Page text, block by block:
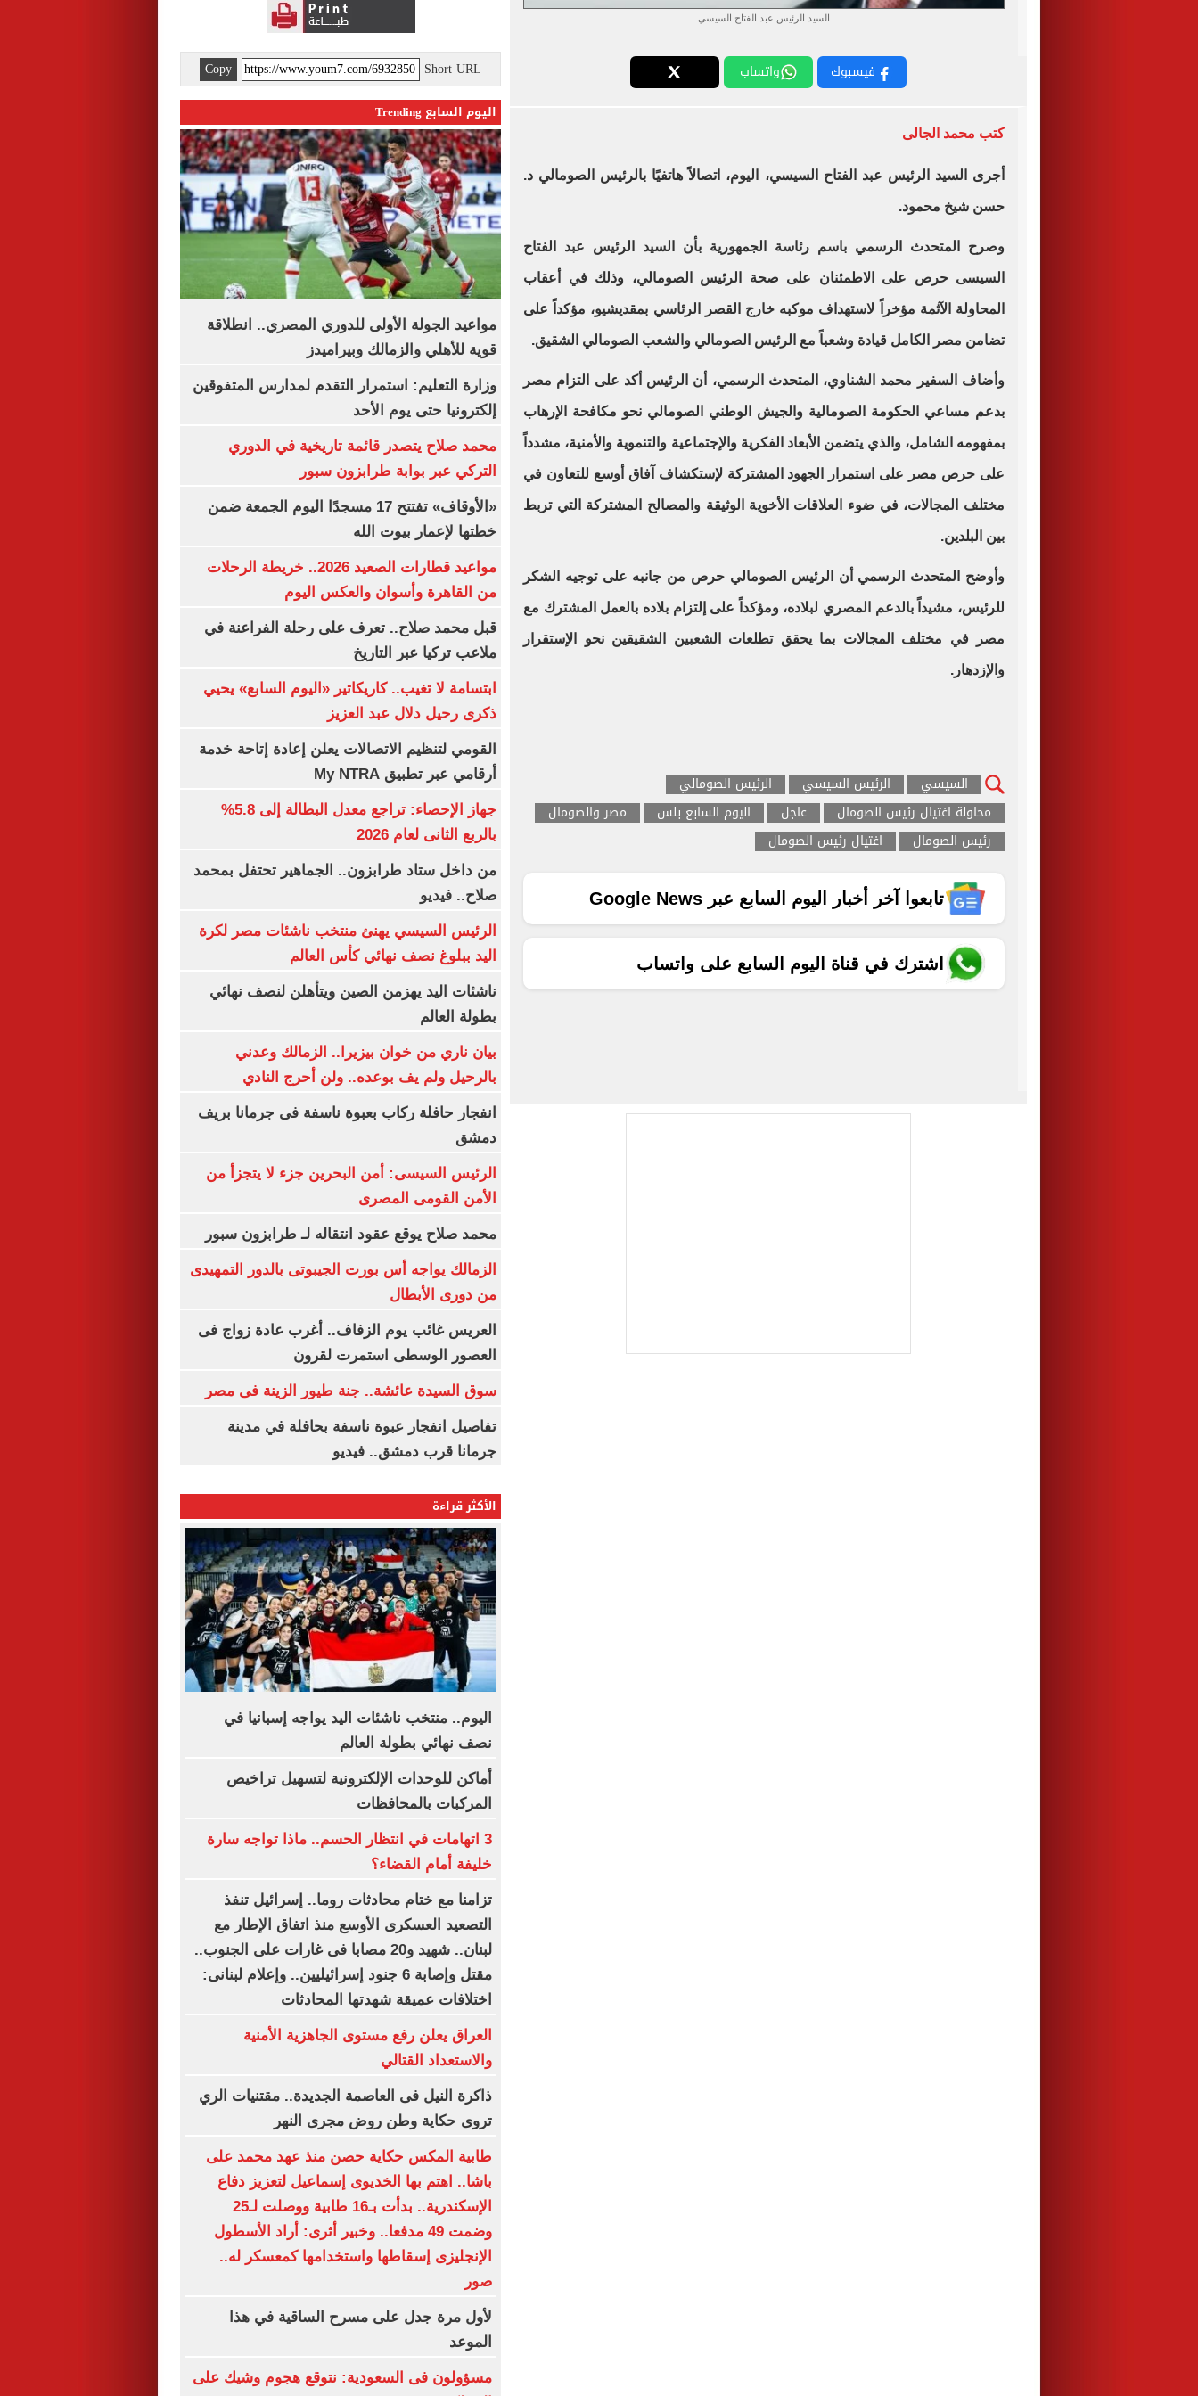
السيد الرئيس عبد الفتاح السيسي
فيسبوك واتساب
كتب محمد الجالى
أجرى السيد الرئيس عبد الفتاح السيسي، اليوم، اتصالاً هاتفيًا بالرئيس الصومالي د.
حسن شيخ محمود.
وصرح المتحدث الرسمي باسم رئاسة الجمهورية بأن السيد الرئيس عبد الفتاح
السيسى حرص على الاطمئنان على صحة الرئيس الصومالي، وذلك في أعقاب
المحاولة الآثمة مؤخراً لاستهداف موكبه خارج القصر الرئاسي بمقديشيو، مؤكداً على
تضامن مصر الكامل قيادة وشعباً مع الرئيس الصومالي والشعب الصومالي الشقيق.
وأضاف السفير محمد الشناوي، المتحدث الرسمي، أن الرئيس أكد على التزام مصر
بدعم مساعي الحكومة الصومالية والجيش الوطني الصومالي نحو مكافحة الإرهاب
بمفهومه الشامل، والذي يتضمن الأبعاد الفكرية والإجتماعية والتنموية والأمنية، مشدداً
على حرص مصر على استمرار الجهود المشتركة لإستكشاف آفاق أوسع للتعاون في
مختلف المجالات، في ضوء العلاقات الأخوية الوثيقة والمصالح المشتركة التي تربط
بين البلدين.
وأوضح المتحدث الرسمي أن الرئيس الصومالي حرص من جانبه على توجيه الشكر
للرئيس، مشيداً بالدعم المصري لبلاده، ومؤكداً على إلتزام بلاده بالعمل المشترك مع
مصر في مختلف المجالات بما يحقق تطلعات الشعبين الشقيقين نحو الإستقرار
والإزدهار.
السيسي الرئيس السيسي
الرئيس الصومالي
محاولة اغتيال رئيس الصومال
عاجل اليوم السابع بلس
مصر والصومال
رئيس الصومال
اغتيال رئيس الصومال
تابعوا آخر أخبار اليوم السابع عبر Google News
اشترك في قناة اليوم السابع على واتساب
Short URL
Copy
اليوم السابع Trending
مواعيد الجولة الأولى للدوري المصري.. انطلاقة
قوية للأهلي والزمالك وبيراميدز
وزارة التعليم: استمرار التقدم لمدارس المتفوقين
إلكترونيا حتى يوم الأحد
محمد صلاح يتصدر قائمة تاريخية في الدوري
التركي عبر بوابة طرابزون سبور
«الأوقاف» تفتتح 17 مسجدًا اليوم الجمعة ضمن
خطتها لإعمار بيوت الله
مواعيد قطارات الصعيد 2026.. خريطة الرحلات
من القاهرة وأسوان والعكس اليوم
قبل محمد صلاح.. تعرف على رحلة الفراعنة في
ملاعب تركيا عبر التاريخ
ابتسامة لا تغيب.. كاريكاتير «اليوم السابع» يحيي
ذكرى رحيل دلال عبد العزيز
القومي لتنظيم الاتصالات يعلن إعادة إتاحة خدمة
أرقامي عبر تطبيق My NTRA
جهاز الإحصاء: تراجع معدل البطالة إلى 5.8%
بالربع الثانى لعام 2026
من داخل ستاد طرابزون.. الجماهير تحتفل بمحمد
صلاح.. فيديو
الرئيس السيسي يهنئ منتخب ناشئات مصر لكرة
اليد ببلوغ نصف نهائي كأس العالم
ناشئات اليد يهزمن الصين ويتأهلن لنصف نهائي
بطولة العالم
بيان ناري من خوان بيزيرا.. الزمالك وعدني
بالرحيل ولم يف بوعده.. ولن أحرج النادي
انفجار حافلة ركاب بعبوة ناسفة فى جرمانا بريف
دمشق
الرئيس السيسى: أمن البحرين جزء لا يتجزأ من
الأمن القومى المصرى
محمد صلاح يوقع عقود انتقاله لـ طرابزون سبور
الزمالك يواجه أس بورت الجيبوتى بالدور التمهيدى
من دورى الأبطال
العريس غائب يوم الزفاف.. أغرب عادة زواج فى
العصور الوسطى استمرت لقرون
سوق السيدة عائشة.. جنة طيور الزينة فى مصر
تفاصيل انفجار عبوة ناسفة بحافلة في مدينة
جرمانا قرب دمشق.. فيديو
الأكثر قراءة
اليوم.. منتخب ناشئات اليد يواجه إسبانيا في
نصف نهائي بطولة العالم
أماكن للوحدات الإلكترونية لتسهيل تراخيص
المركبات بالمحافظات
3 اتهامات في انتظار الحسم.. ماذا تواجه سارة
خليفة أمام القضاء؟
تزامنا مع ختام محادثات روما.. إسرائيل تنفذ
التصعيد العسكرى الأوسع منذ اتفاق الإطار مع
لبنان.. شهيد و20 مصابا فى غارات على الجنوب..
مقتل وإصابة 6 جنود إسرائيليين.. وإعلام لبنانى:
اختلافات عميقة شهدتها المحادثات
العراق يعلن رفع مستوى الجاهزية الأمنية
والاستعداد القتالي
ذاكرة النيل فى العاصمة الجديدة.. مقتنيات الري
تروى حكاية وطن روض مجرى النهر
طابية المكس حكاية حصن منذ عهد محمد على
باشا.. اهتم بها الخديوى إسماعيل لتعزيز دفاع
الإسكندرية.. بدأت بـ16 طابية ووصلت لـ25
وضمت 49 مدفعا.. وخبير أثرى: أراد الأسطول
الإنجليزى إسقاطها واستخدامها كمعسكر له..
صور
لأول مرة جدل على مسرح الساقية في هذا
الموعد
مسؤولون فى السعودية: نتوقع هجوم وشيك على